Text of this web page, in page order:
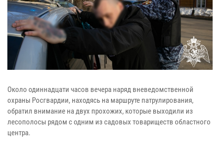
Около одиннадцати часов вечера наряд вневедомственной
охраны Росгвардии, находясь на маршруте патрулирования,
обратил внимание на двух прохожих, которые выходили из
лесополосы рядом с одним из садовых товариществ областного
центра.